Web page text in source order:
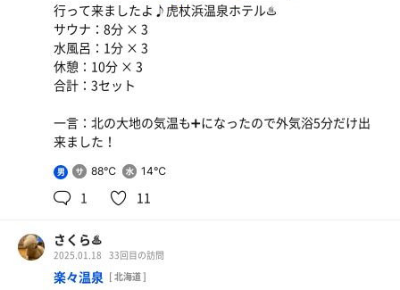
行って来ましたよ♪虎杖浜温泉ホテル♨️
サウナ：8分 × 3
水風呂：1分 × 3
休憩：10分 × 3
合計：3セット
一言：北の大地の気温も➕になったので外気浴5分だけ出
来ました！
男 88℃ 14℃
1 11
さくら♨️
2025.01.18 33回目の訪問
楽々温泉 [ 北海道 ]